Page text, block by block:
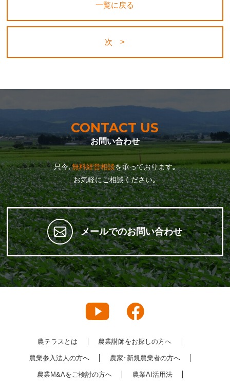
一覧に戻る
次 >
CONTACT US
お問い合わせ
只今､無料経営相談を承っております｡
お気軽にご相談ください｡
メールでのお問い合わせ
農テラスとは 農業講師をお探しの方へ
農業参入法人の方へ 農家･新規農業者の方へ
農業M&Aをご検討の方へ 農業AI活用法